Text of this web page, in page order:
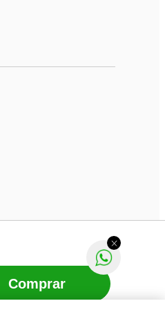
Comprar
43.708.379/0001-